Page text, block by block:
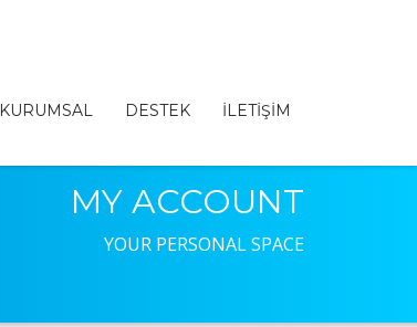
KURUMSAL DESTEK İLETİŞİM
MY ACCOUNT
YOUR PERSONAL SPACE